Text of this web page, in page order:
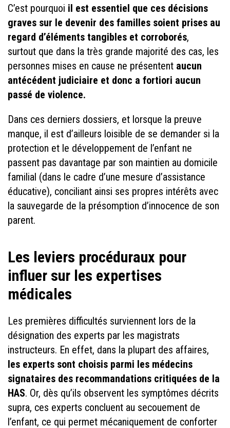
C’est pourquoi il est essentiel que ces décisions
graves sur le devenir des familles soient prises au
regard d’éléments tangibles et corroborés,
surtout que dans la très grande majorité des cas, les
personnes mises en cause ne présentent aucun
antécédent judiciaire et donc a fortiori aucun
passé de violence.
Dans ces derniers dossiers, et lorsque la preuve
manque, il est d’ailleurs loisible de se demander si la
protection et le développement de l’enfant ne
passent pas davantage par son maintien au domicile
familial (dans le cadre d’une mesure d’assistance
éducative), conciliant ainsi ses propres intérêts avec
la sauvegarde de la présomption d’innocence de son
parent.
Les leviers procéduraux pour
influer sur les expertises
médicales
Les premières difficultés surviennent lors de la
désignation des experts par les magistrats
instructeurs. En effet, dans la plupart des affaires,
les experts sont choisis parmi les médecins
signataires des recommandations critiquées de la
HAS. Or, dès qu’ils observent les symptômes décrits
supra, ces experts concluent au secouement de
l’enfant, ce qui permet mécaniquement de conforter